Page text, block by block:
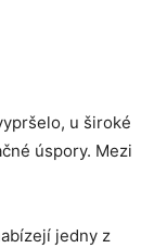
u široké
úspory. Mezi
jedny z